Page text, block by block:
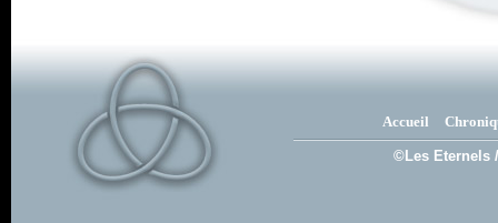
Accueil
©Les Eternels